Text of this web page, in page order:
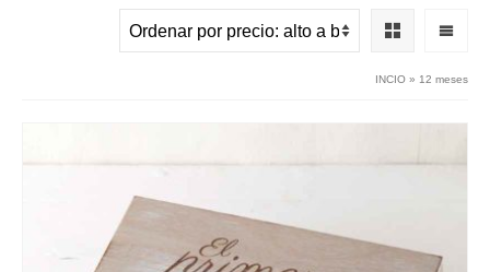
INCIO » 12 meses
Trajecito de Deseos Bebé
Personalizado - "azul"
+ AÑADIR